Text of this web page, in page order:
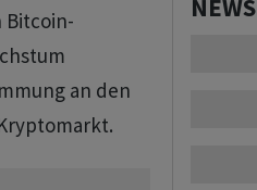
Bitcoin-
an den
NEWS